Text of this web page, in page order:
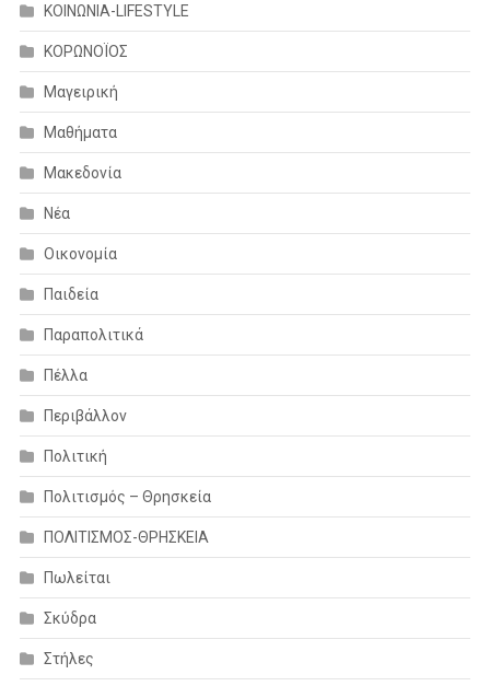
ΚΟΙΝΩΝΙΑ-LIFESTYLE
ΚΟΡΩΝΟΪΟΣ
Μαγειρική
Μαθήματα
Μακεδονία
Νέα
Οικονομία
Παιδεία
Παραπολιτικά
Πέλλα
Περιβάλλον
Πολιτική
Πολιτισμός – Θρησκεία
ΠΟΛΙΤΙΣΜΟΣ-ΘΡΗΣΚΕΙΑ
Πωλείται
Σκύδρα
Στήλες